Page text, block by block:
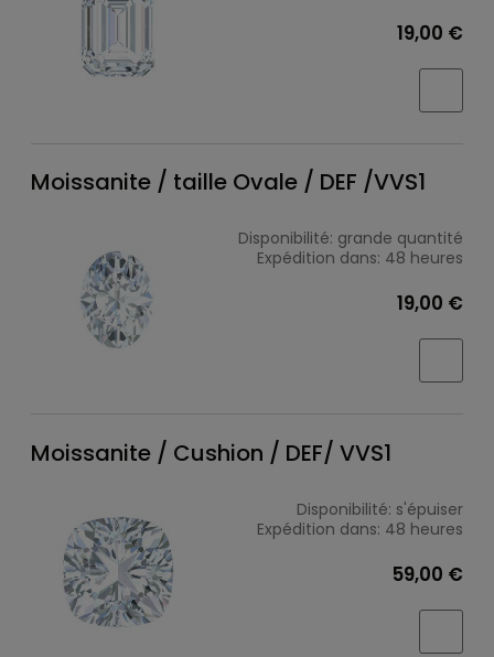
19,00 €
Moissanite / taille Ovale / DEF /VVS1
Disponibilité: grande quantité
Expédition dans: 48 heures
19,00 €
Moissanite / Cushion / DEF/ VVS1
Disponibilité: s'épuiser
Expédition dans: 48 heures
59,00 €